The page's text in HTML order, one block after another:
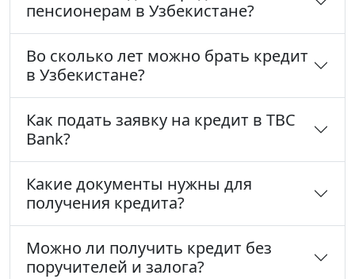
пенсионерам в Узбекистане?
Во сколько лет можно брать кредит
в Узбекистане?
Как подать заявку на кредит в TBC
Bank?
Какие документы нужны для
получения кредита?
Можно ли получить кредит без
поручителей и залога?